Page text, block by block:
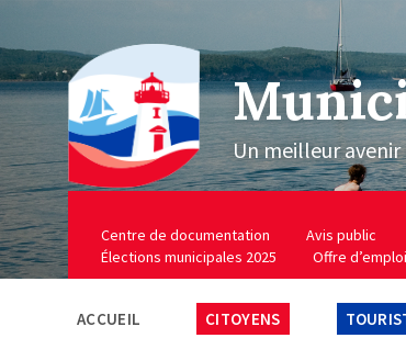
Un meilleur
Centre de documentation Avis public
Élections municipales 2025
Offre d’emploi
ACCUEIL CITOYENS